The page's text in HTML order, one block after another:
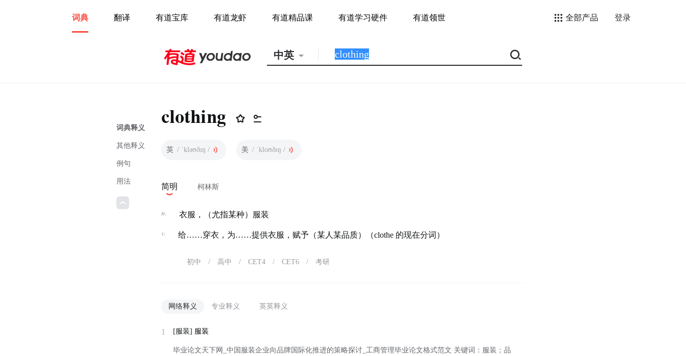
词典 翻译 有道宝库 有道龙虾 有道精品课 有道学习硬件 有道领世 全部产品 登录
中英
词典释义
其他释义
例句
用法
clothing
英 / ˈkləʊðɪŋ / 美 / ˈkloʊðɪŋ /
简明 柯林斯
n. 衣服，（尤指某种）服装
v. 给……穿衣，为……提供衣服，赋予（某人某品质）（clothe 的现在分词）
初中 / 高中 / CET4 / CET6 / 考研
网络释义 专业释义 英英释义
1 [服装] 服装
毕业论文天下网_中国服装企业向品牌国际化推进的策略探讨_工商管理毕业论文格式范文 关键词：服装；品